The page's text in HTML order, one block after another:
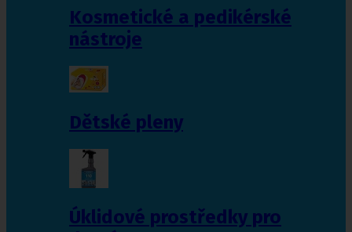
Kosmetické a pedikérské
nástroje
Dětské pleny
Úklidové prostředky pro